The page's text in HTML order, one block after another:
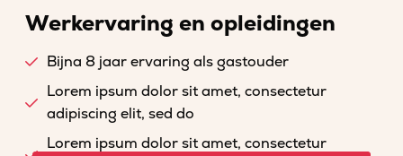
Werkervaring en opleidingen
Bijna 8 jaar ervaring als gastouder
Lorem ipsum dolor sit amet, consectetur
adipiscing elit, sed do
Lorem ipsum dolor sit amet, consectetur